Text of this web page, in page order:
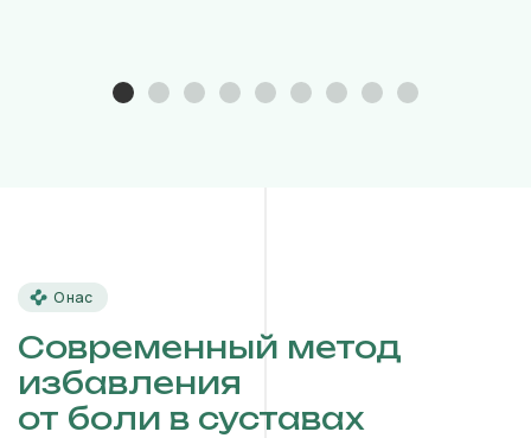
О нас
Современный метод
избавления
от боли в суставах